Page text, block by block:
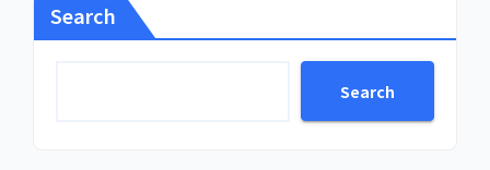
Search
Search